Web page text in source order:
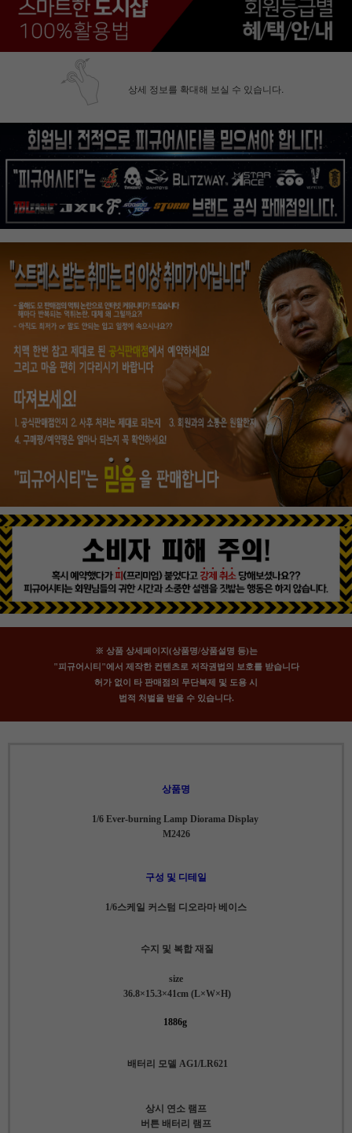
상세 정보를 확대해 보실 수 있습니다.
※ 상품 상세페이지(상품명/상품설명 등)는
"피규어시티"에서 제작한 컨텐츠로 저작권법의 보호를 받습니다
허가 없이 타 판매점의 무단복제 및 도용 시
법적 처벌을 받을 수 있습니다.
상품명
1/6 Ever-burning Lamp Diorama Display
M2426
구성 및 디테일
1/6스케일 커스텀 디오라마 베이스
수지 및 복합 재질
size
36.8×15.3×41cm (L×W×H)
1886g
배터리 모델 AG1/LR621
상시 연소 램프
버튼 배터리 램프